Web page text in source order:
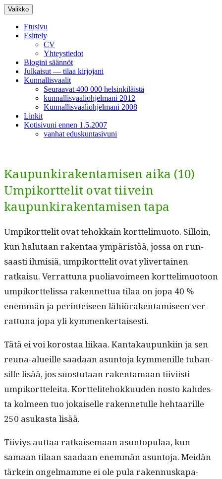
Siirry
sisältöön
Valikko
Etusivu
Esittely
CV
Yhteystiedot
Blogini säännöt
Julkaisut — tilaa kirjojani
Kunnallisvaalit
Seuraavat 400 000 helsinkiläistä
kunnallisvaaliohjelmani 2012
Kunnallisvaaliohjelmani 2008
Linkit
Kotisivuni ennen 1.5.2007
vanhat eduskuntasivuni
Kaupunkirakentamisen aika (10)
Umpikorttelit ovat tiivein
kaupunkirakentamisen tapa
Umpiko­rt­telit ovat tehokkain kort­te­limuo­to. Sil­loin,
kun halu­taan rak­en­taa ympäristöä, jos­sa on run­
saasti ihmisiä, umpiko­rt­telit ovat yliv­er­tainen
ratkaisu. Ver­rat­tuna puo­li­avoimeen kort­te­limuo­toon
umpiko­rt­telis­sa raken­net­tua tilaa on jopa 40 %
enem­män ja per­in­teiseen lähiörak­en­tamiseen ver­
rat­tuna jopa yli kymmenkertaisesti.
Tätä ei voi korostaa liikaa. Kan­takaupunki­in ja sen
reuna-alueille saadaan asun­to­ja kym­me­nille tuhan­
sille lisää, jos suos­tu­taan rak­en­ta­maan tiivi­isti
umpiko­rt­telei­ta. Kort­telite­hokku­u­den nos­to kahdes­
ta kolmeen tuo jokaiselle raken­netulle hehtaar­ille
250 asukas­ta lisää.
Tiiviys aut­taa ratkaise­maan asun­top­u­laa, kun
samaan tilaan saadaan enem­män asun­to­ja. Mei­dän
tärkein ongel­mamme ei ole pula raken­nuska­p­a­